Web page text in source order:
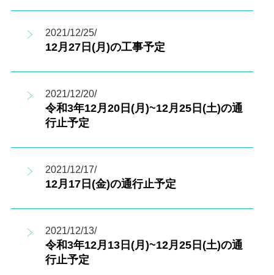
2021/12/25/
12月27日(月)の工事予定
2021/12/20/
令和3年12月20日(月)~12月25日(土)の通
行止予定
2021/12/17/
12月17日(金)の通行止予定
2021/12/13/
令和3年12月13日(月)~12月25日(土)の通
行止予定